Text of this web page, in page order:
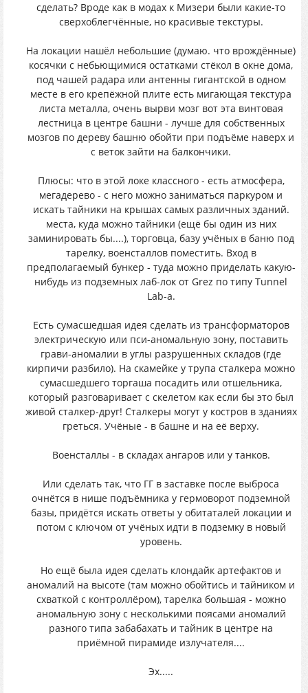
сделать? Вроде как в модах к Мизери были какие-то
сверхоблегчённые, но красивые текстуры.
На локации нашёл небольшие (думаю. что врождённые)
косячки с небьющимися остатками стёкол в окне дома,
под чашей радара или антенны гигантской в одном
месте в его крепёжной плите есть мигающая текстура
листа металла, очень вырви мозг вот эта винтовая
лестница в центре башни - лучше для собственных
мозгов по дереву башню обойти при подъёме наверх и
с веток зайти на балкончики.
Плюсы: что в этой локе классного - есть атмосфера,
мегадерево - с него можно заниматься паркуром и
искать тайники на крышах самых различных зданий.
места, куда можно тайники (ещё бы один из них
заминировать бы....), торговца, базу учёных в баню под
тарелку, военсталлов поместить. Вход в
предполагаемый бункер - туда можно приделать какую-
нибудь из подземных лаб-лок от Grez по типу Tunnel
Lab-а.
Есть сумасшедшая идея сделать из трансформаторов
электрическую или пси-аномальную зону, поставить
грави-аномалии в углы разрушенных складов (где
кирпичи разбило). На скамейке у трупа сталкера можно
сумасшедшего торгаша посадить или отшельника,
который разговаривает с скелетом как если бы это был
живой сталкер-друг! Сталкеры могут у костров в зданиях
греться. Учёные - в башне и на её верху.
Военсталлы - в складах ангаров или у танков.
Или сделать так, что ГГ в заставке после выброса
очнётся в нише подъёмника у гермоворот подземной
базы, придётся искать ответы у обитаталей локации и
потом с ключом от учёных идти в подземку в новый
уровень.
Но ещё была идея сделать клондайк артефактов и
аномалий на высоте (там можно обойтись и тайником и
схваткой с контроллёром), тарелка большая - можно
аномальную зону с несколькими поясами аномалий
разного типа забабахать и тайник в центре на
приёмной пирамиде излучателя....
Эх.....